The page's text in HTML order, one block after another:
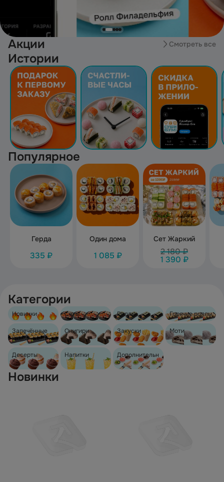
Акции Смотреть все
Истории
Популярное
Герда
335 ₽
Один дома
1 085 ₽
Сет Жаркий
2 180 ₽
1 390 ₽
Категории
Новинки Сеты Роллы Горячие роллы
Запечённые
роллы
Онигири Закуски Моти
Десерты Напитки
Дополнительн
о
Новинки